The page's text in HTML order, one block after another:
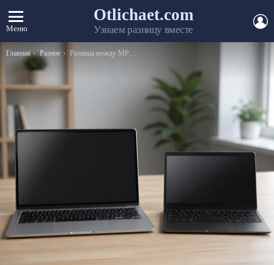
Меню
Otlichaet.com
Узнаем разницу вместе
Вы здесь:
Главная Разное Разница между МРТ и рентгеном